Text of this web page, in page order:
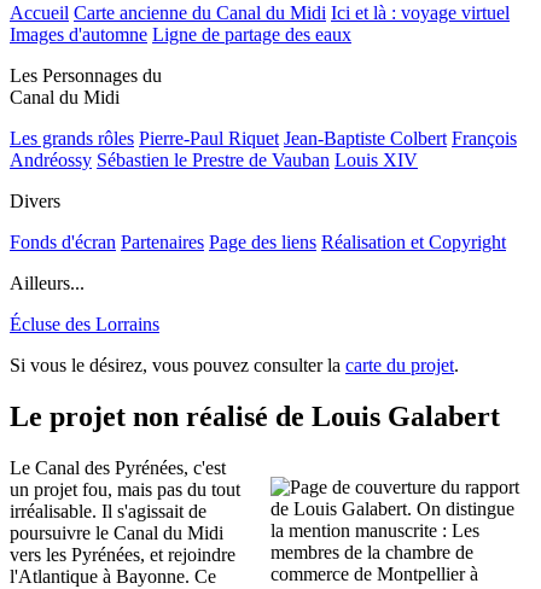
Accueil Carte ancienne du Canal du Midi Ici et là : voyage virtuel
Images d'automne Ligne de partage des eaux
Les Personnages du
Canal du Midi
Les grands rôles Pierre-Paul Riquet Jean-Baptiste Colbert François
Andréossy Sébastien le Prestre de Vauban Louis XIV
Divers
Fonds d'écran Partenaires Page des liens Réalisation et Copyright
Ailleurs...
Écluse des Lorrains
Si vous le désirez, vous pouvez consulter la carte du projet.
Le projet non réalisé de Louis Galabert
Le Canal des Pyrénées, c'est
un projet fou, mais pas du tout
irréalisable. Il s'agissait de
poursuivre le Canal du Midi
vers les Pyrénées, et rejoindre
l'Atlantique à Bayonne. Ce